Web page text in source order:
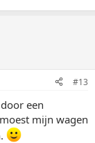
#13
een
mijn wagen